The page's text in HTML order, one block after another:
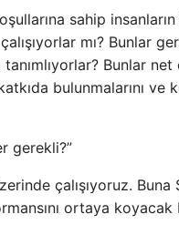
sahip
mı? Bunlar
Bunlar
bulunmalarını ve
gerekli?”
çalışıyoruz.
ortaya